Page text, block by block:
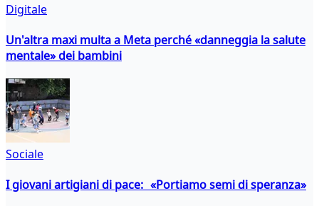
Digitale
Un'altra maxi multa a Meta perché «danneggia la salute
mentale» dei bambini
Sociale
I giovani artigiani di pace: «Portiamo semi di speranza»